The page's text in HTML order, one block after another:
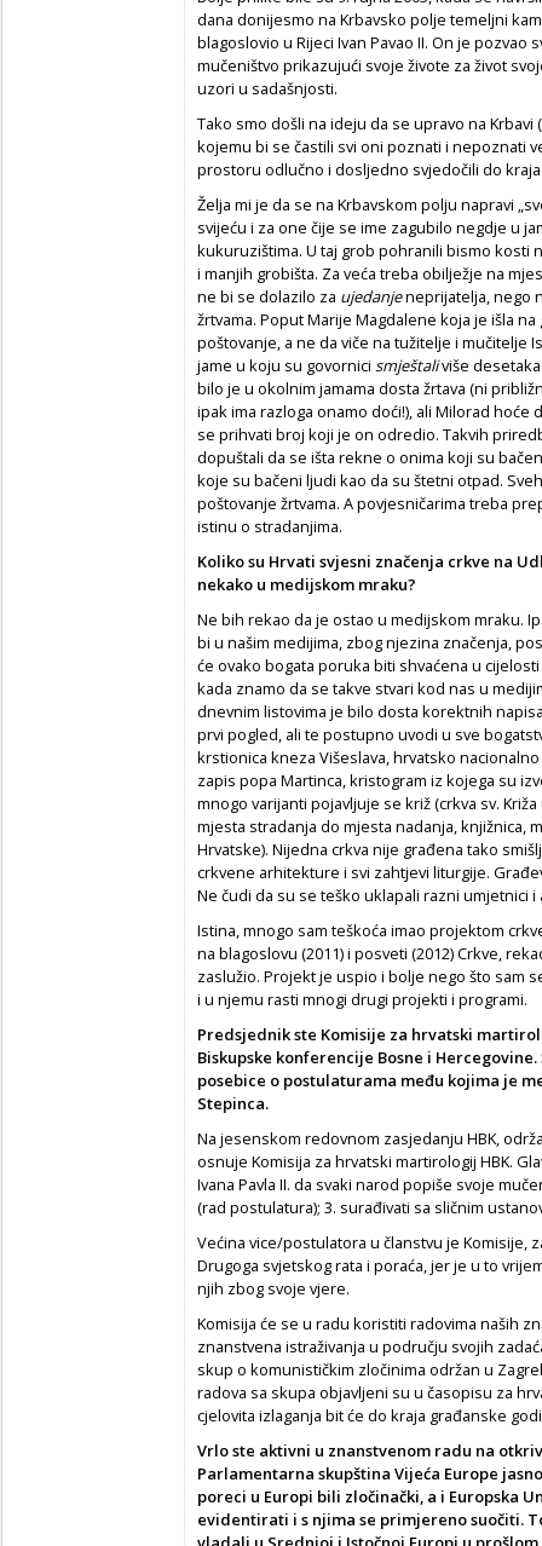
dana donijesmo na Krbavsko polje temeljni
blagoslovio u Rijeci Ivan Pavao II. On je
mučeništvo prikazujući svoje živote za život
uzori u sadašnjosti.
Tako smo došli na ideju da se upravo na
kojemu bi se častili svi oni poznati i nepoznati
prostoru odlučno i dosljedno svjedočili do
Želja mi je da se na Krbavskom polju napravi
svijeću i za one čije se ime zagubilo negdje u
kukuruzištima. U taj grob pohranili bismo
i manjih grobišta. Za veća treba obilježje na
ne bi se dolazilo za ujedanjeneprijatelja, nego
žrtvama. Poput Marije Magdalene koja je išla
poštovanje, a ne da viče na tužitelje i mučitelje
jame u koju su govornici smještaliviše desetaka
bilo je u okolnim jamama dosta žrtava (ni
ipak ima razloga onamo doći!), ali Milorad hoće
se prihvati broj koji je on odredio. Takvih
dopuštali da se išta rekne o onima koji su
koje su bačeni ljudi kao da su štetni otpad.
poštovanje žrtvama. A povjesničarima treba
istinu o stradanjima.
Koliko su Hrvati svjesni značenja crkve na
nekako u medijskom mraku?
Ne bih rekao da je ostao u medijskom mraku.
bi u našim medijima, zbog njezina značenja,
će ovako bogata poruka biti shvaćena u
kada znamo da se takve stvari kod nas u
dnevnim listovima je bilo dosta korektnih
prvi pogled, ali te postupno uvodi u sve
krstionica kneza Višeslava, hrvatsko
zapis popa Martinca, kristogram iz kojega su
mnogo varijanti pojavljuje se križ (crkva sv.
mjesta stradanja do mjesta nadanja, knjižnica,
Hrvatske). Nijedna crkva nije građena tako
crkvene arhitekture i svi zahtjevi liturgije.
Ne čudi da su se teško uklapali razni umjetnici i
Istina, mnogo sam teškoća imao projektom
na blagoslovu (2011) i posveti (2012) Crkve,
zaslužio. Projekt je uspio i bolje nego što sam
i u njemu rasti mnogi drugi projekti i programi.
Predsjednik ste Komisije za hrvatski
Biskupske konferencije Bosne i
posebice o postulaturama među kojima je
Stepinca.
Na jesenskom redovnom zasjedanju HBK,
osnuje Komisija za hrvatski martirologij HBK.
Ivana Pavla II. da svaki narod popiše svoje
(rad postulatura); 3. surađivati sa sličnim
Većina vice/postulatora u članstvu je Komisije,
Drugoga svjetskog rata i poraća, jer je u to
njih zbog svoje vjere.
Komisija će se u radu koristiti radovima naših
znanstvena istraživanja u području svojih
skup o komunističkim zločinima održan u
radova sa skupa objavljeni su u časopisu za
cjelovita izlaganja bit će do kraja građanske
Vrlo ste aktivni u znanstvenom radu na
Parlamentarna skupština Vijeća Europe
poreci u Europi bili zločinački, a i Europska
evidentirati i s njima se primjereno suočiti.